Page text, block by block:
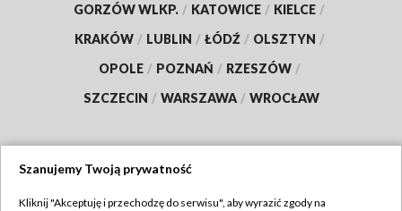
GORZÓW WLKP. / KATOWICE / KIELCE /
KRAKÓW / LUBLIN / ŁÓDŹ / OLSZTYN /
OPOLE / POZNAŃ / RZESZÓW /
SZCZECIN / WARSZAWA / WROCŁAW
Szanujemy Twoją prywatność
Kliknij "Akceptuję i przechodzę do serwisu", aby wyrazić zgody na